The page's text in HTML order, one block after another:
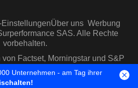
Über uns Werbung
SAS. Alle Rechte
vorbehalten.
Factset, Morningstar und S&P
zur Verfügung gestellt
Unternehmen - am Tag ihrer